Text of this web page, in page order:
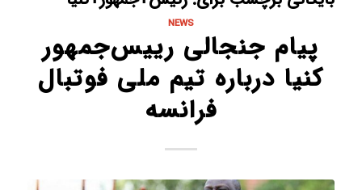
NEWS
پیام جنجالی رییس‌جمهور
کنیا درباره تیم ملی فوتبال
فرانسه